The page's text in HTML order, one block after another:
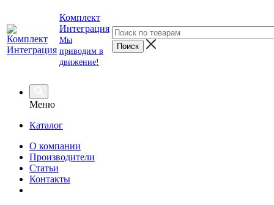
Комплект
Интеграция
Мы
приводим в
движение!
Меню
Каталог
О компании
Производители
Статьи
Контакты